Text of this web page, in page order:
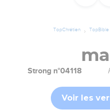
TopChrétien TopBible
Strong n°04118
Voir les